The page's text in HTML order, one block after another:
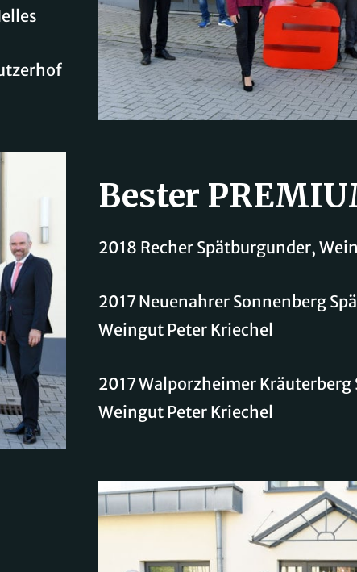
Bester
2018 Recher Spätburgunder,
2017 Neuenahrer Sonnenberg
Weingut Peter Kriechel
2017 Walporzheimer
Weingut Peter Kriechel